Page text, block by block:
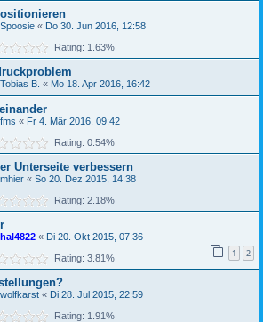
Spoosie « Do 30. Jun 2016, 12:58
Rating: 1.63%
Tobias B. « Mo 18. Apr 2016, 16:42
fms « Fr 4. Mär 2016, 09:42
Rating: 0.54%
Unterseite verbessern
mhier « So 20. Dez 2015, 14:38
Rating: 2.18%
hal4822 « Di 20. Okt 2015, 07:36
1 2
Rating: 3.81%
wolfkarst « Di 28. Jul 2015, 22:59
Rating: 1.91%